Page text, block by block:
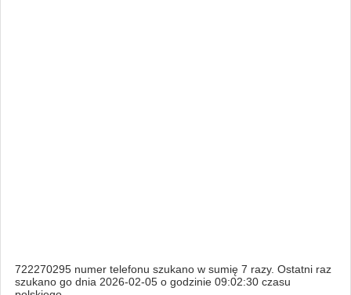
722270295 numer telefonu szukano w sumię 7 razy. Ostatni raz
szukano go dnia 2026-02-05 o godzinie 09:02:30 czasu